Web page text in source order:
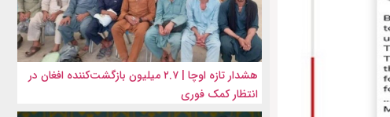
هشدار تازه اوچا | ۲.۷ میلیون بازگشت‌کننده افغان در
انتظار کمک فوری